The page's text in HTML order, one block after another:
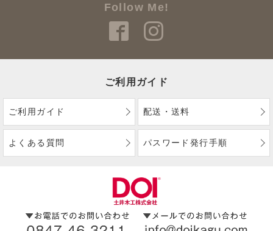
Follow Me!
ご利用ガイド
ご利用ガイド 配送・送料
よくある質問 パスワード発行手順